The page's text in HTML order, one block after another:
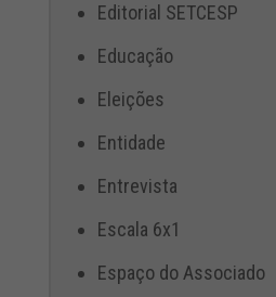
Editorial SETCESP
Educação
Eleições
Entidade
Entrevista
Escala 6x1
Espaço do Associado